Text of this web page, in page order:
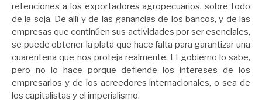
retenciones a los exportadores agropecuarios, sobre todo
de la soja. De allí y de las ganancias de los bancos, y de las
empresas que continúen sus actividades por ser esenciales,
se puede obtener la plata que hace falta para garantizar una
cuarentena que nos proteja realmente. El gobierno lo sabe,
pero no lo hace porque defiende los intereses de los
empresarios y de los acreedores internacionales, o sea de
los capitalistas y el imperialismo.